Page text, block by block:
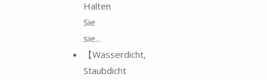
Halten
Sie
sie...
【Wasserdicht,
Staubdicht